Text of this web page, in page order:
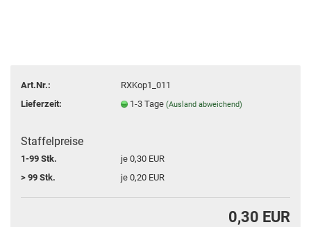
Art.Nr.:
RXKop1_011
Lieferzeit:
1-3 Tage(Ausland abweichend)
Staffelpreise
1-99 Stk.
je 0,30 EUR
> 99 Stk.
je 0,20 EUR
0,30 EUR